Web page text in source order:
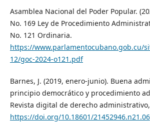
Asamblea Nacional del Poder Popular.
No. 169 Ley de Procedimiento
No. 121 Ordinaria.
https://www.parlamentocubano.gob.cu/
12/goc-2024-o121.pdf
Barnes, J. (2019, enero-junio). Buena
principio democrático y procedimiento
Revista digital de derecho administrativo,
https://doi.org/10.18601/21452946.n21.06